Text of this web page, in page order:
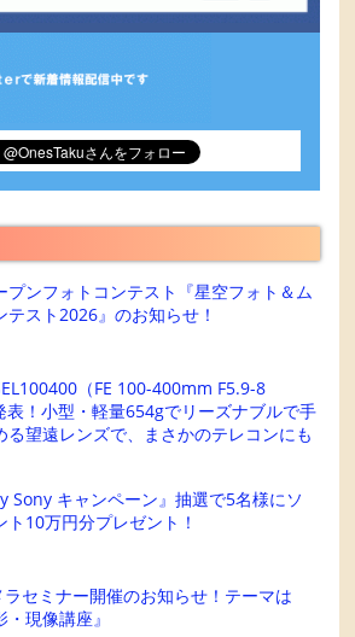
プンフォトコンテスト『星空フォト＆ム
テスト2026』のお知らせ！
（FE 100-400mm F5.9-8
表！小型・軽量654gでリーズナブルで手
る望遠レンズで、まさかのテレコンにも
Sony キャンペーン』抽選で5名様にソ
ト10万円分プレゼント！
セミナー開催のお知らせ！テーマは
・現像講座』